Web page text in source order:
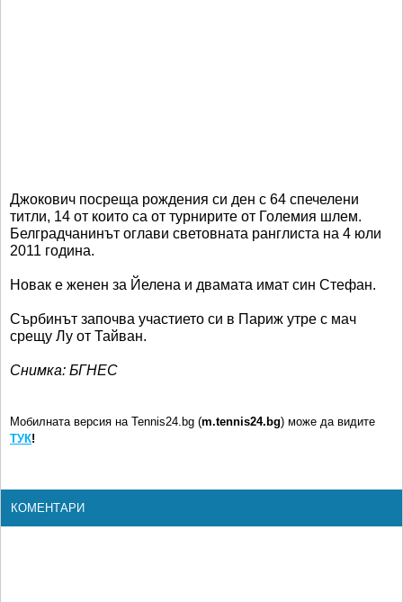
Джокович посреща рождения си ден с 64 спечелени
титли, 14 от които са от турнирите от Големия шлем.
Белградчанинът оглави световната ранглиста на 4 юли
2011 година.
Новак е женен за Йелена и двамата имат син Стефан.
Сърбинът започва участието си в Париж утре с мач
срещу Лу от Тайван.
Снимка: БГНЕС
Мобилната версия на Tennis24.bg (m.tennis24.bg) може да видите
ТУК!
КОМЕНТАРИ